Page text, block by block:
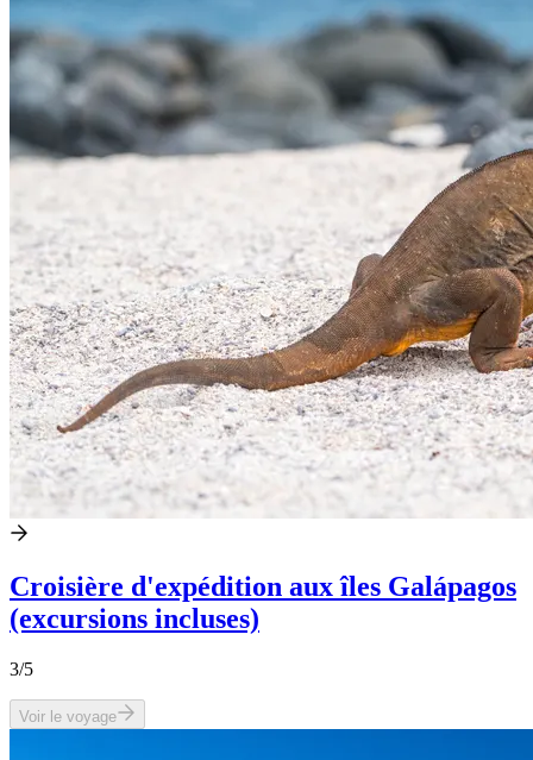
Croisière d'expédition aux îles Galápagos
(excursions incluses)
3/5
Voir le voyage